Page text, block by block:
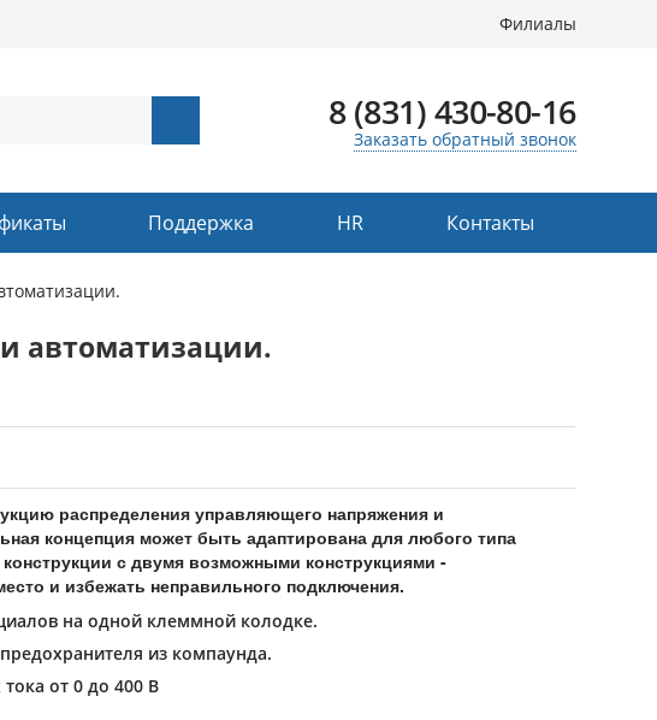
Филиалы
8 (831) 430-80-16
Заказать обратный звонок
Поддержка HR Контакты
автоматизации.
распределения управляющего напряжения и
концепция может быть адаптирована для любого типа
с двумя возможными конструкциями -
и избежать неправильного подключения.
на одной клеммной колодке.
из компаунда.
от 0 до 400 В